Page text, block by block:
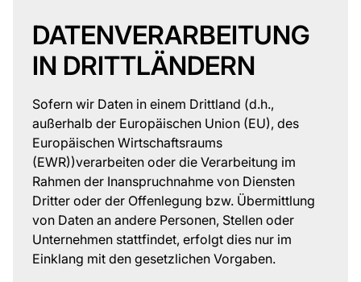
DATENVERARBEITUNG
IN DRITTLÄNDERN
Sofern wir Daten in einem Drittland (d.h.,
außerhalb der Europäischen Union (EU), des
Europäischen Wirtschaftsraums
(EWR))verarbeiten oder die Verarbeitung im
Rahmen der Inanspruchnahme von Diensten
Dritter oder der Offenlegung bzw. Übermittlung
von Daten an andere Personen, Stellen oder
Unternehmen stattfindet, erfolgt dies nur im
Einklang mit den gesetzlichen Vorgaben.